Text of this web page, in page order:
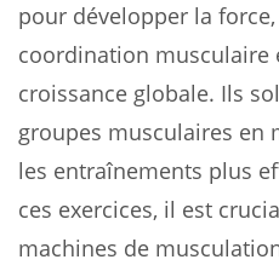
pour développer la
coordination musculaire
croissance globale. Ils
groupes musculaires en
les entraînements plus
ces exercices, il est
machines de